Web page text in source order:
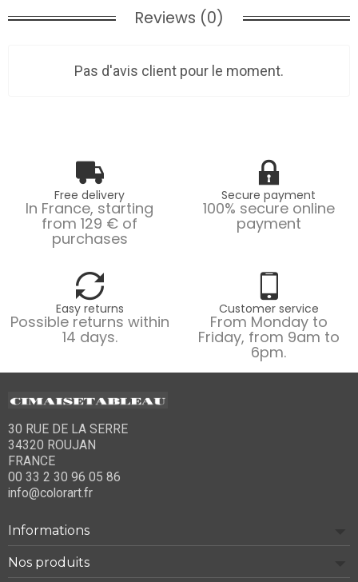
Reviews (0)
Pas d'avis client pour le moment.
Free delivery
In France, starting
from 129 € of
purchases
Secure payment
100% secure online
payment
Easy returns
Possible returns within
14 days.
Customer service
From Monday to
Friday, from 9am to
6pm.
30 RUE DE LA SERRE
34320 ROUJAN
FRANCE
00 33 2 30 96 05 86
info@colorart.fr
Informations
Nos produits